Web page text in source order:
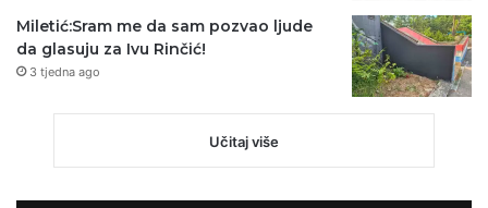
Miletić:Sram me da sam pozvao ljude
da glasuju za Ivu Rinčić!
3 tjedna ago
Učitaj više